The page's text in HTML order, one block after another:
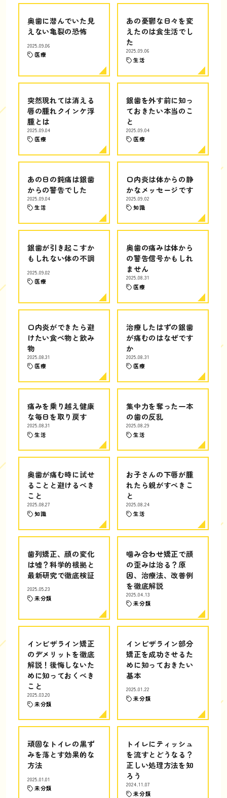
奥歯に潜んでいた見
えない亀裂の恐怖
2025.09.06
医療
あの憂鬱な日々を変
えたのは食生活でし
た
2025.09.06
生活
突然現れては消える
唇の腫れクインケ浮
腫とは
2025.09.04
医療
銀歯を外す前に知っ
ておきたい本当のこ
と
2025.09.04
医療
あの日の鈍痛は銀歯
からの警告でした
2025.09.04
生活
口内炎は体からの静
かなメッセージです
2025.09.02
知識
銀歯が引き起こすか
もしれない体の不調
2025.09.02
医療
奥歯の痛みは体から
の警告信号かもしれ
ません
2025.08.31
医療
口内炎ができたら避
けたい食べ物と飲み
物
2025.08.31
医療
治療したはずの銀歯
が痛むのはなぜです
か
2025.08.31
医療
痛みを乗り越え健康
な毎日を取り戻す
2025.08.31
生活
集中力を奪った一本
の歯の反乱
2025.08.29
生活
奥歯が痛む時に試せ
ることと避けるべき
こと
2025.08.27
知識
お子さんの下唇が腫
れたら親がすべきこ
と
2025.08.24
生活
歯列矯正、顔の変化
は嘘？科学的根拠と
最新研究で徹底検証
2025.05.23
未分類
噛み合わせ矯正で顔
の歪みは治る？原
因、治療法、改善例
を徹底解説
2025.04.13
未分類
インビザライン矯正
のデメリットを徹底
解説！後悔しないた
めに知っておくべき
こと
2025.03.20
未分類
インビザライン部分
矯正を成功させるた
めに知っておきたい
基本
2025.01.22
未分類
頑固なトイレの黒ず
みを落とす効果的な
方法
2025.01.01
未分類
トイレにティッシュ
を流すとどうなる？
正しい処理方法を知
ろう
2024.11.07
未分類